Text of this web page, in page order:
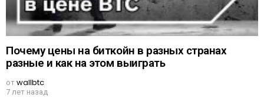
Почему цены на биткойн в разных странах
разные и как на этом выиграть
отwallbtc
7 лет назад